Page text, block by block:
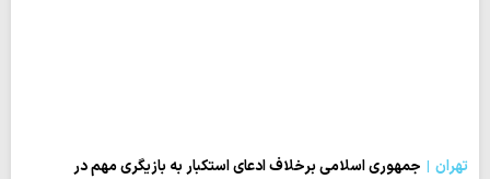
تهران
جمهوری اسلامی برخلاف ادعای استکبار به بازیگری مهم در